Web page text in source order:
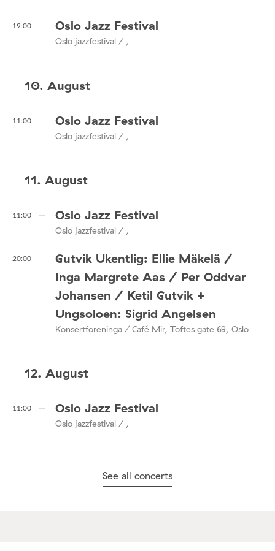
19:00 Oslo Jazz Festival
Oslo jazzfestival / ,
10. August
11:00 Oslo Jazz Festival
Oslo jazzfestival / ,
11. August
11:00 Oslo Jazz Festival
Oslo jazzfestival / ,
20:00
Gutvik Ukentlig: Ellie Mäkelä /
Inga Margrete Aas / Per Oddvar
Johansen / Ketil Gutvik +
Ungsoloen: Sigrid Angelsen
Konsertforeninga / Café Mir, Toftes gate 69, Oslo
12. August
11:00 Oslo Jazz Festival
Oslo jazzfestival / ,
See all concerts